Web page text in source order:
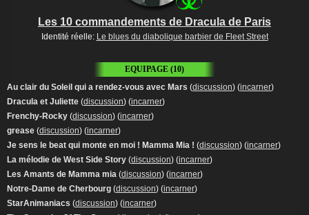
Les 10 commandements de Dracula de Paris
Identité réelle: Le blues du diabolique barbier de Fleet Street
EQUIPAGE (10)
Au clair du Soleil qui a rendez-vous avec Mars (discussion) (incarner)
Dracula et Juliette (discussion) (incarner)
Frenchy-Rocky (discussion) (incarner)
grease (discussion) (incarner)
Je sens le beat qui monte en moi ! Mamma Mia ! (discussion) (incarner)
La mélodie de West Side Story (discussion) (incarner)
Les Amants de Mamma mia (discussion) (incarner)
Notre-Dame de Cherbourg (discussion) (incarner)
StarAnimaniacs (discussion) (incarner)